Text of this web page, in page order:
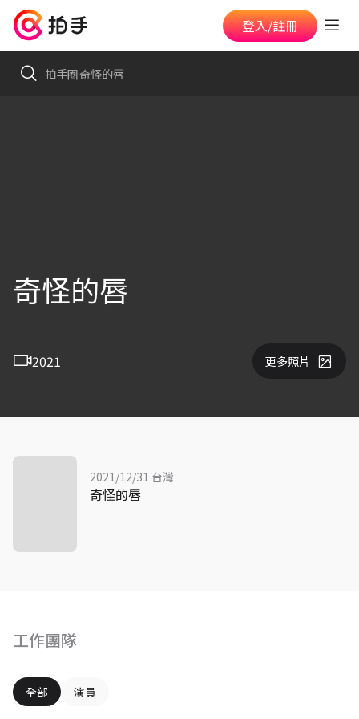
登入/註冊
拍手圈奇怪的唇
奇怪的唇
2021 更多照片
工作團隊
全部 演員
2021/12/31 台灣
奇怪的唇